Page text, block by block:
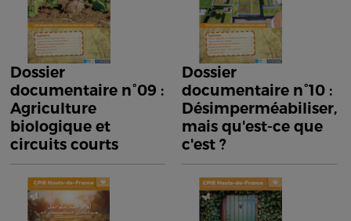
Dossier
documentaire n°09 :
Agriculture
biologique et
circuits courts
Dossier
documentaire n°10 :
Désimperméabiliser,
mais qu'est-ce que
c'est ?